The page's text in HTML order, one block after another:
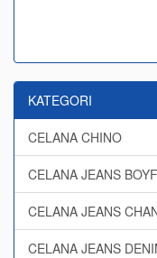
KATEGORI
CELANA CHINO
CELANA JEANS
CELANA JEANS
CELANA JEANS